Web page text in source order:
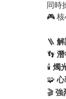
同時
🎮 核
🪜
👣
🕯️ 燭
🧩
🎬 強